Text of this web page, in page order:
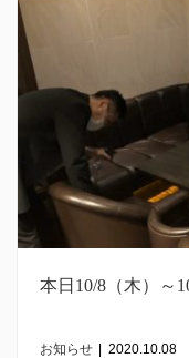
本日10/8（木）～
お知らせ 2020.10.08